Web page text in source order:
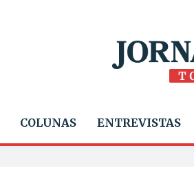
COLUNAS ENTREVISTAS